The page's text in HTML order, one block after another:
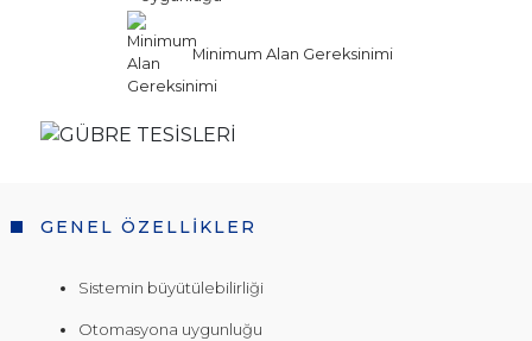
Minimum Alan Gereksinimi
GENEL ÖZELLİKLER
Sistemin büyütülebilirliği
Otomasyona uygunluğu